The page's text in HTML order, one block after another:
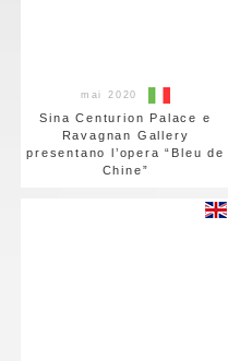
mai 2020
Sina Centurion Palace e
Ravagnan Gallery
presentano l’opera “Bleu de
Chine”